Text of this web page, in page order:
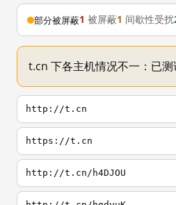
部分被屏蔽1 被屏蔽1 间歇性受扰
t.cn 下各主机情况不一：已测
http://t.cn
https://t.cn
http://t.cn/h4DJOU